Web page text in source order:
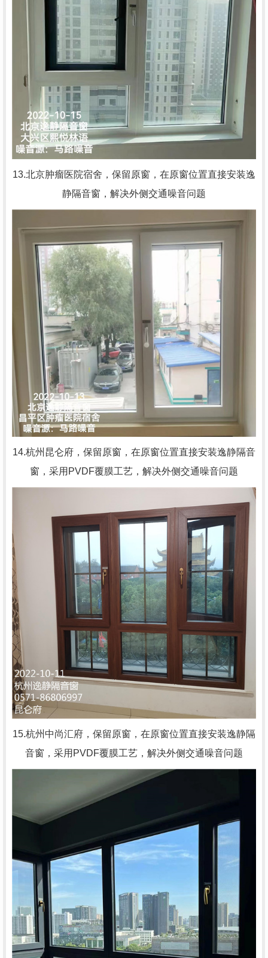
13.北京肿瘤医院宿舍， 保留原窗，在原窗位置直接安装逸
静隔音窗，解决外侧交通噪音问题
14.杭州昆仑府， 保留原窗，在原窗位置直接安装逸静隔音
窗，采用PVDF覆膜工艺，解决外侧交通噪音问题
15.杭州中尚汇府， 保留原窗，在原窗位置直接安装逸静隔
音窗，采用PVDF覆膜工艺，解决外侧交通噪音问题